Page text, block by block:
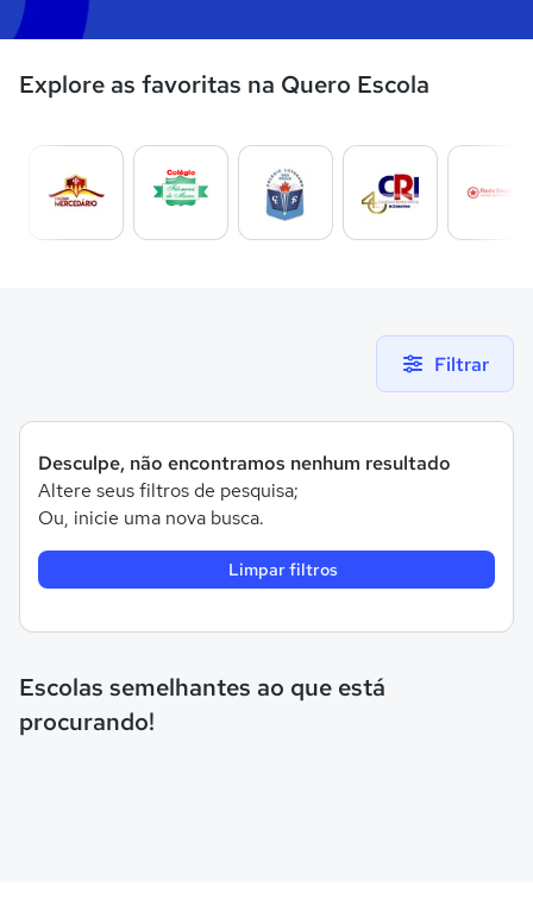
Explore as favoritas na Quero Escola
Filtrar
Desculpe, não encontramos nenhum resultado
Altere seus filtros de pesquisa;
Ou, inicie uma nova busca.
Limpar filtros
Escolas semelhantes ao que está
procurando!